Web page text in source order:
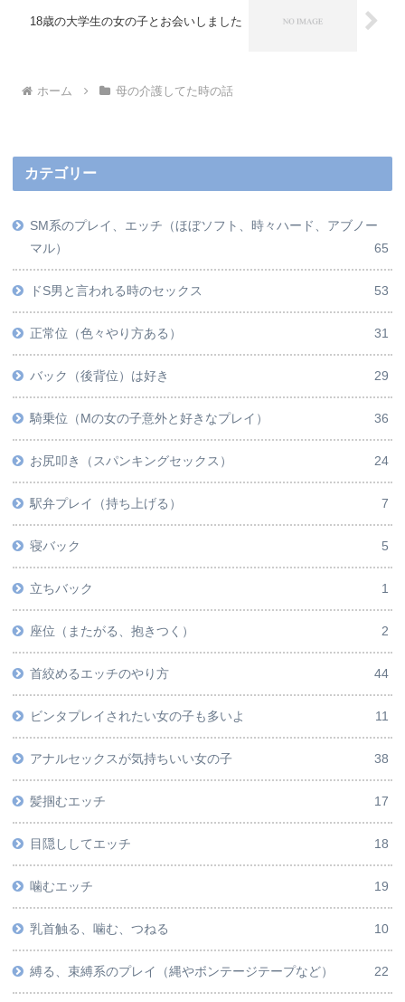
18歳の大学生の女の子とお会いしました
ホーム 母の介護してた時の話
カテゴリー
SM系のプレイ、エッチ（ほぼソフト、時々ハード、アブノー
マル）
65
ドS男と言われる時のセックス 53
正常位（色々やり方ある） 31
バック（後背位）は好き 29
騎乗位（Mの女の子意外と好きなプレイ） 36
お尻叩き（スパンキングセックス） 24
駅弁プレイ（持ち上げる） 7
寝バック 5
立ちバック 1
座位（またがる、抱きつく） 2
首絞めるエッチのやり方 44
ビンタプレイされたい女の子も多いよ 11
アナルセックスが気持ちいい女の子 38
髪掴むエッチ 17
目隠ししてエッチ 18
噛むエッチ 19
乳首触る、噛む、つねる 10
縛る、束縛系のプレイ（縄やボンテージテープなど） 22